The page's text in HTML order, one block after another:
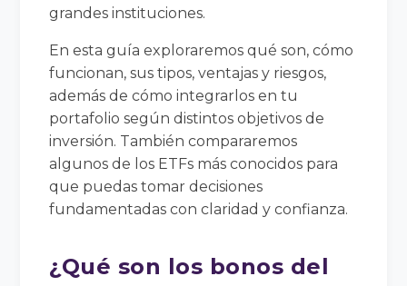
grandes instituciones.
En esta guía exploraremos qué son, cómo
funcionan, sus tipos, ventajas y riesgos,
además de cómo integrarlos en tu
portafolio según distintos objetivos de
inversión. También compararemos
algunos de los ETFs más conocidos para
que puedas tomar decisiones
fundamentadas con claridad y confianza.
¿Qué son los bonos del